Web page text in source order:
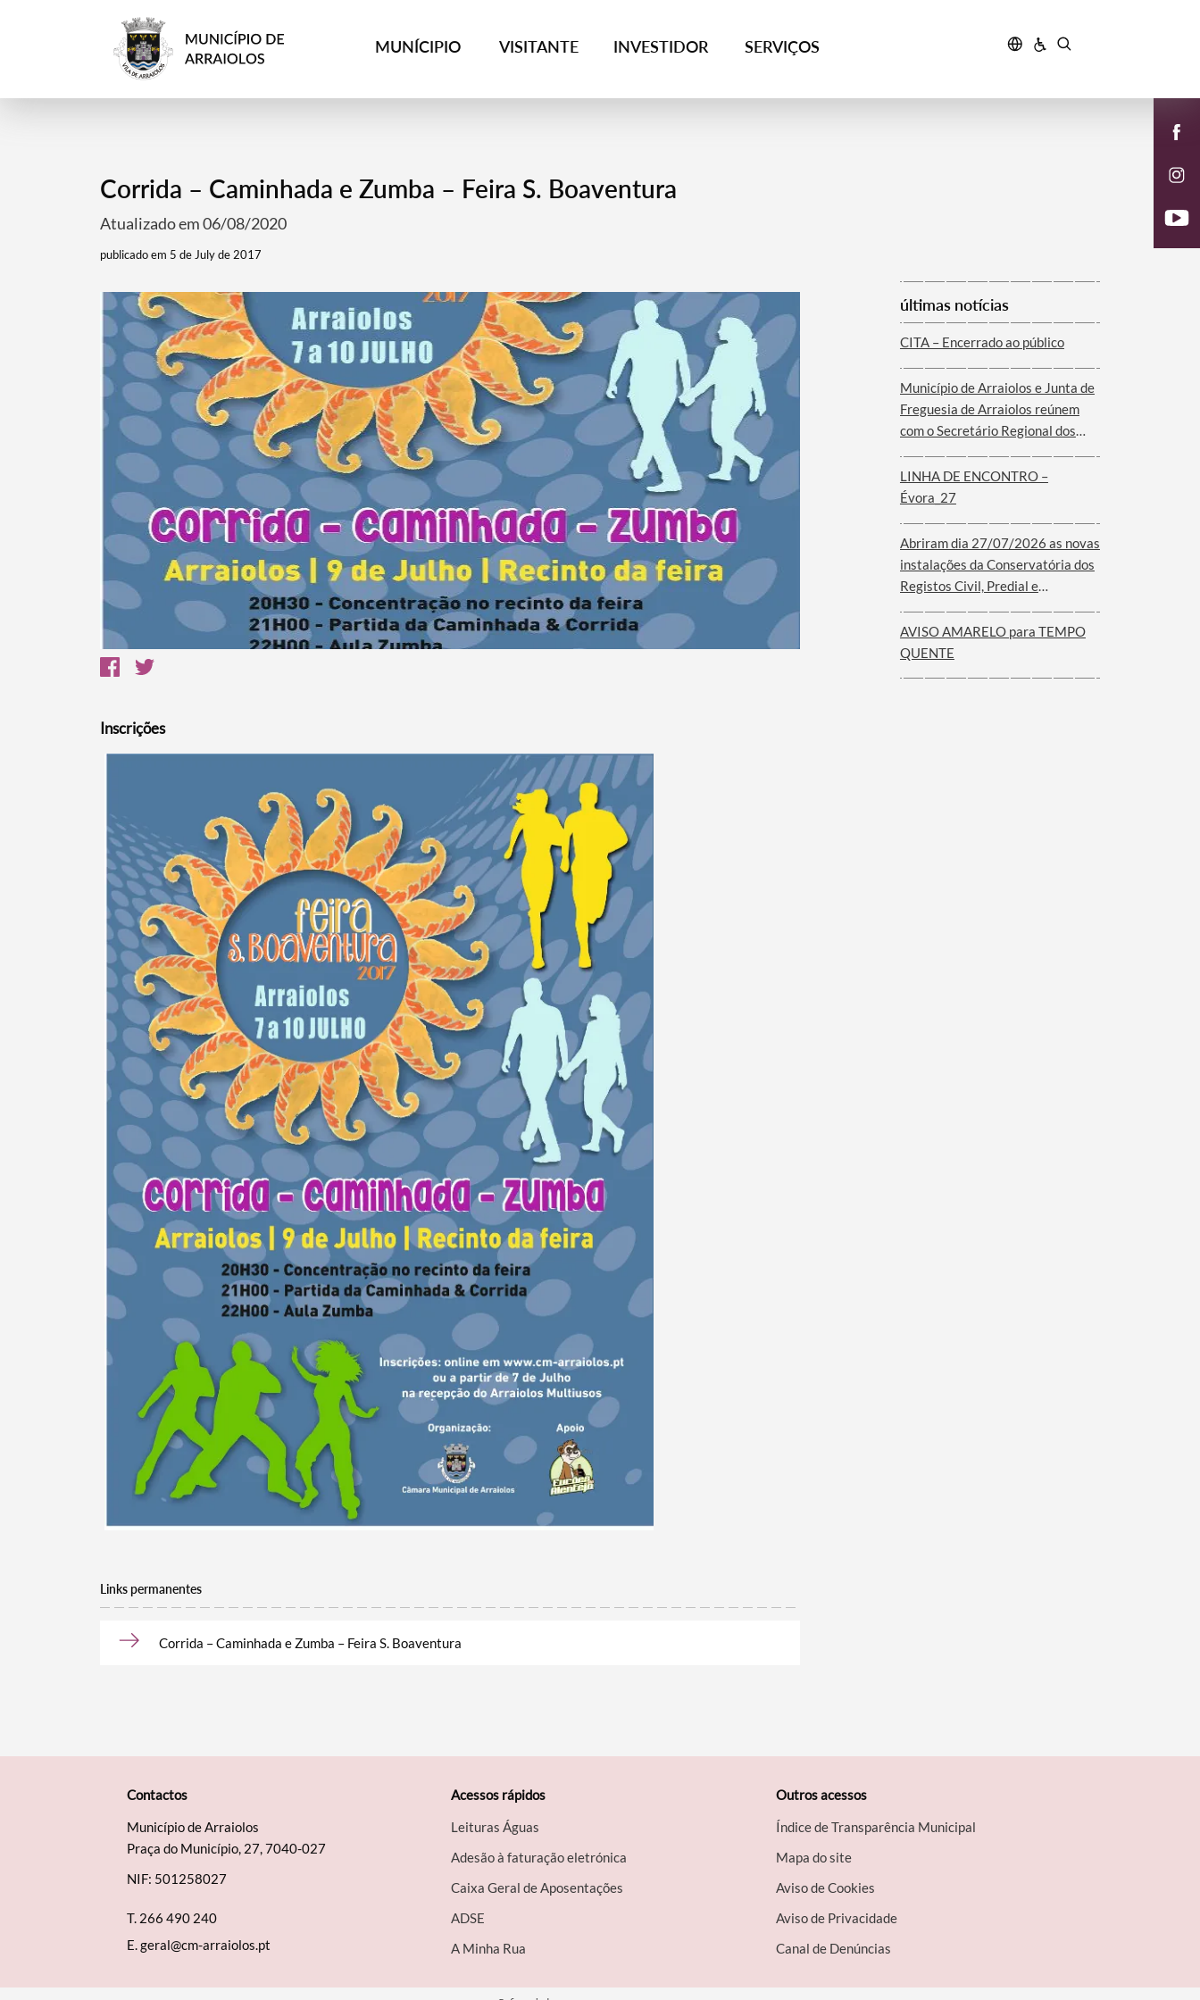
MUNÍCIPIO VISITANTE INVESTIDOR SERVIÇOS
Termo de Pesquisa
Categorias gerais
Filtros
Corrida – Caminhada e Zumba – Feira S. Boaventura
Atualizado em 06/08/2020
publicado em 5 de July de 2017
Inscrições
Links permanentes
Corrida – Caminhada e Zumba – Feira S. Boaventura
últimas notícias
CITA – Encerrado ao público
Município de Arraiolos e Junta de
Freguesia de Arraiolos reúnem
com o Secretário Regional dos
Comunidades do Governo dos
Açores
LINHA DE ENCONTRO –
Évora_27
Abriram dia 27/07/2026 as novas
instalações da Conservatória dos
Registos Civil, Predial e
AVISO AMARELO para TEMPO
QUENTE
Contactos
Município de Arraiolos
Praça do Município, 27, 7040-027
NIF: 501258027
T. 266 490 240
E.geral@cm-arraiolos.pt
Acessos rápidos
Leituras Águas
Adesão à faturação eletrónica
Caixa Geral de Aposentações
A​DSE
A Minha Rua
Outros acessos
Índice de Transparência Municipal
Mapa do site
Aviso de Cookies
Aviso de Privacidade
Canal de Denúncias